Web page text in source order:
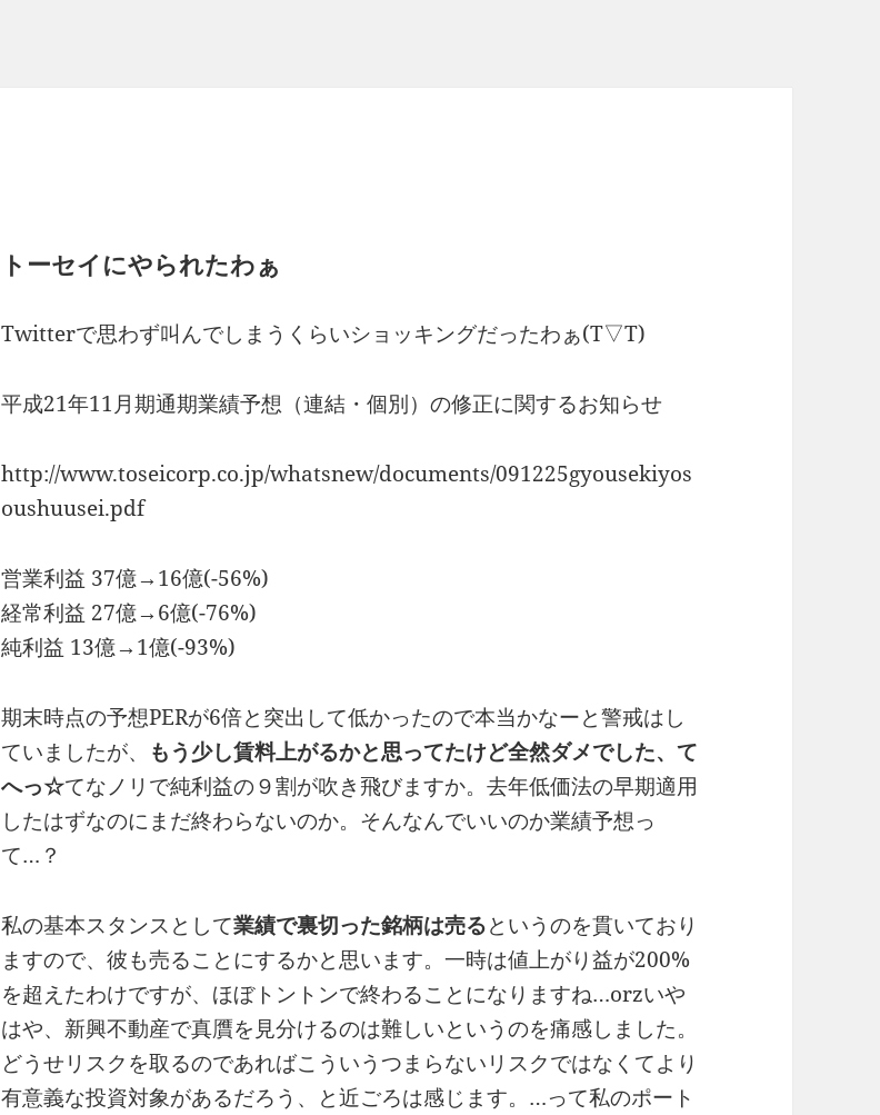
トーセイにやられたわぁ
Twitterで思わず叫んでしまうくらいショッキングだったわぁ(T▽T)
平成21年11月期通期業績予想（連結・個別）の修正に関するお知らせ
http://www.toseicorp.co.jp/whatsnew/documents/091225gyousekiyos
oushuusei.pdf
営業利益 37億→16億(-56%)
経常利益 27億→6億(-76%)
純利益 13億→1億(-93%)
期末時点の予想PERが6倍と突出して低かったので本当かなーと警戒はし
ていましたが、
もう少し賃料上がるかと思ってたけど全然ダメでした、て
へっ☆てなノリで純利益の９割が吹き飛びますか。去年低価法の早期適用
したはずなのにまだ終わらないのか。そんなんでいいのか業績予想っ
て…？
私の基本スタンスとして業績で裏切った銘柄は売るというのを貫いており
ますので、彼も売ることにするかと思います。一時は値上がり益が200%
を超えたわけですが、ほぼトントンで終わることになりますね…orzいや
はや、新興不動産で真贋を見分けるのは難しいというのを痛感しました。
どうせリスクを取るのであればこういうつまらないリスクではなくてより
有意義な投資対象があるだろう、と近ごろは感じます。…って私のポート